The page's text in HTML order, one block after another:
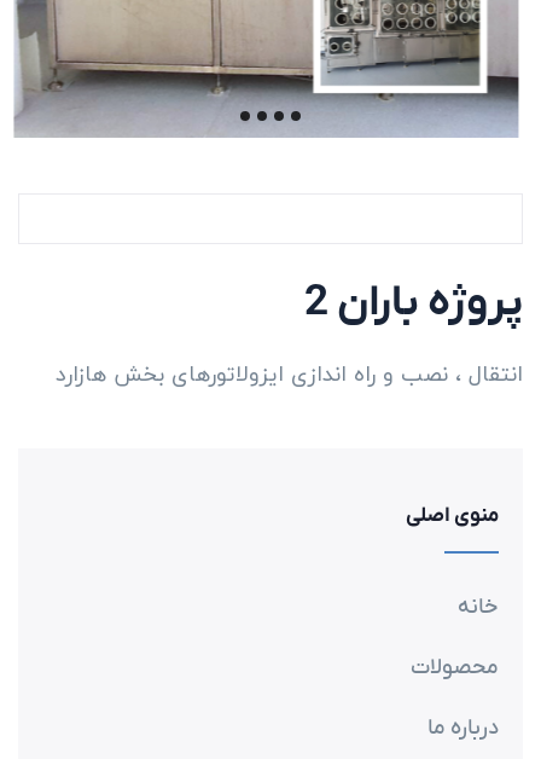
پروژه باران 2
انتقال ، نصب و راه اندازی ایزولاتورهای بخش هازارد
منوی اصلی
خانه
محصولات
درباره ما